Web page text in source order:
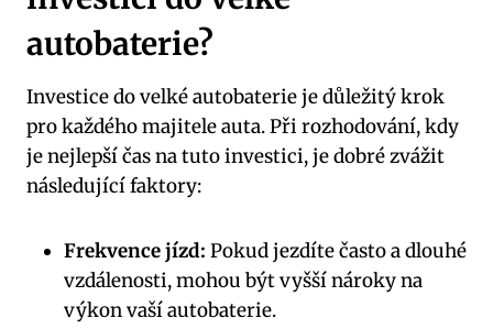
autobaterie?
Investice do velké autobaterie je důležitý krok⁣
pro ​každého majitele‌ auta.⁣ Při rozhodování, kdy
je⁢ nejlepší ‌čas⁤ na tuto investici, je ⁣dobré zvážit
následující faktory:
Frekvence jízd: Pokud jezdíte často a dlouhé
vzdálenosti, mohou být vyšší nároky‍ na
výkon⁢ vaší‌ autobaterie.